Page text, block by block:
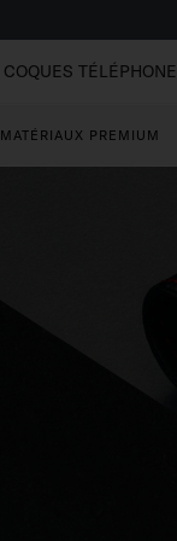
COQUES TÉLÉPHONE
MATÉRIAUX PREMIUM